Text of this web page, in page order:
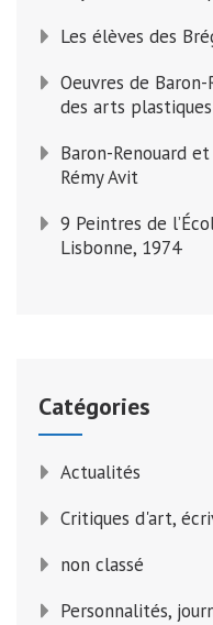
Les élèves des
Oeuvres de
des arts plastiques
Baron-Renouard
Rémy Avit
9 Peintres de
Lisbonne, 1974
Catégories
Actualités
Critiques d'art,
non classé
Personnalités,